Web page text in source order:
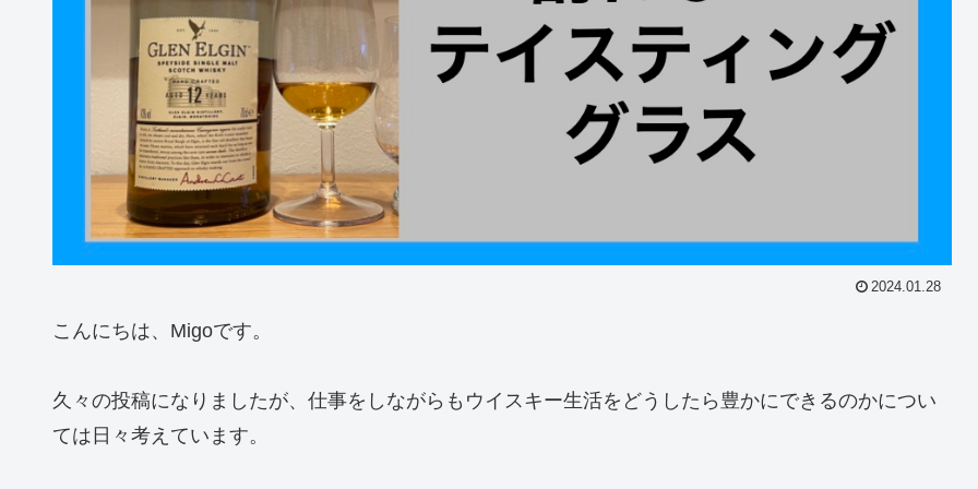
2024.01.28
こんにちは、Migoです。
久々の投稿になりましたが、仕事をしながらもウイスキー生活をどうしたら豊かにできるのかについ
ては日々考えています。